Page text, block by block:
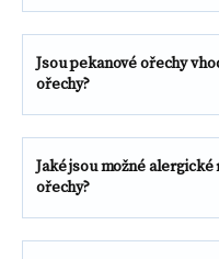
Jsou pekanové ořechy
ořechy?
Jaké jsou možné
ořechy?